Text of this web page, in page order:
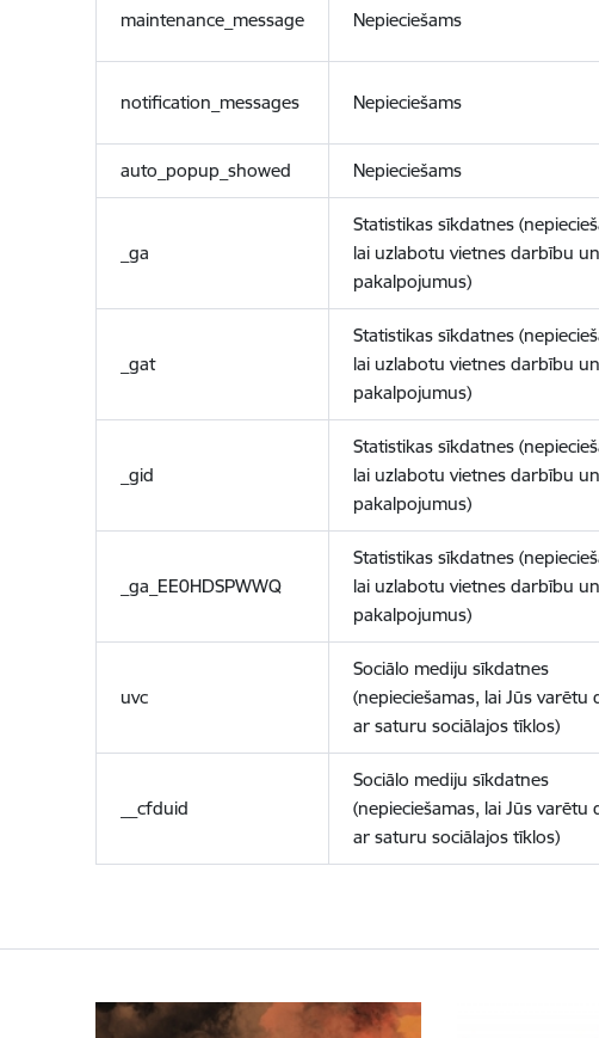
maintenance_message Nepieciešams
notification_messages Nepieciešams
auto_popup_showed Nepieciešams
_ga
Statistikas sīkdatnes
lai uzlabotu vietnes darbību un
pakalpojumus)
_gat
Statistikas sīkdatnes
lai uzlabotu vietnes darbību un
pakalpojumus)
_gid
Statistikas sīkdatnes
lai uzlabotu vietnes darbību un
pakalpojumus)
_ga_EE0HDSPWWQ
Statistikas sīkdatnes
lai uzlabotu vietnes darbību un
pakalpojumus)
uvc
Sociālo mediju sīkdatnes
(nepieciešamas, lai Jūs varētu
ar saturu sociālajos tīklos)
__cfduid
Sociālo mediju sīkdatnes
(nepieciešamas, lai Jūs varētu
ar saturu sociālajos tīklos)